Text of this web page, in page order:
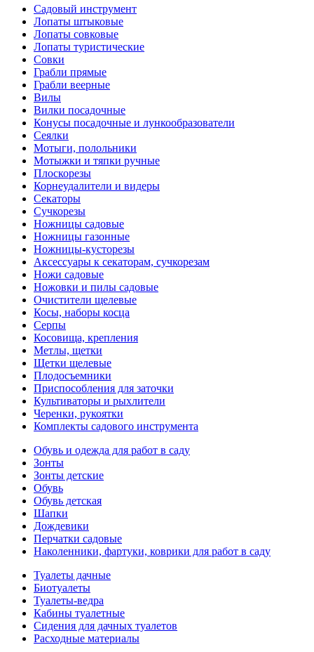
Садовый инструмент
Лопаты штыковые
Лопаты совковые
Лопаты туристические
Совки
Грабли прямые
Грабли веерные
Вилы
Вилки посадочные
Конусы посадочные и лункообразователи
Сеялки
Мотыги, полольники
Мотыжки и тяпки ручные
Плоскорезы
Корнеудалители и видеры
Секаторы
Сучкорезы
Ножницы садовые
Ножницы газонные
Ножницы-кусторезы
Аксессуары к секаторам, сучкорезам
Ножи садовые
Ножовки и пилы садовые
Очистители щелевые
Косы, наборы косца
Серпы
Косовища, крепления
Метлы, щетки
Щетки щелевые
Плодосъемники
Приспособления для заточки
Культиваторы и рыхлители
Черенки, рукоятки
Комплекты садового инструмента
Обувь и одежда для работ в саду
Зонты
Зонты детские
Обувь
Обувь детская
Шапки
Дождевики
Перчатки садовые
Наколенники, фартуки, коврики для работ в саду
Туалеты дачные
Биотуалеты
Туалеты-ведра
Кабины туалетные
Сидения для дачных туалетов
Расходные материалы